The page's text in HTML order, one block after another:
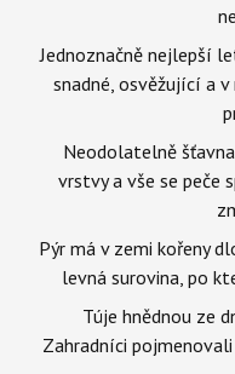
Jednoznačně nejlepší
snadné, osvěžující a
Neodolatelně
vrstvy a vše se peče
Pýr má v zemi kořeny
levná surovina, po
Túje hnědnou ze
Zahradníci